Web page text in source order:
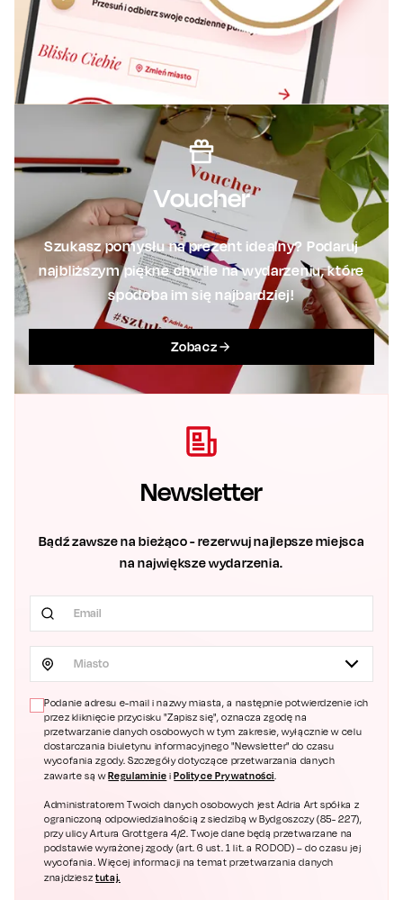
Voucher
Szukasz pomysłu na prezent idealny? Podaruj
najbliższym piękne chwile na wydarzeniu, które
spodoba im się najbardziej!
Zobacz
Newsletter
Bądź zawsze na bieżąco - rezerwuj najlepsze miejsca
na największe wydarzenia.
Miasto
Podanie adresu e-mail i nazwy miasta, a następnie potwierdzenie ich
przez kliknięcie przycisku "Zapisz się", oznacza zgodę na
przetwarzanie danych osobowych w tym zakresie, wyłącznie w celu
dostarczania biuletynu informacyjnego "Newsletter" do czasu
wycofania zgody. Szczegóły dotyczące przetwarzania danych
zawarte są wRegulaminie iPolityce Prywatności.
Administratorem Twoich danych osobowych jest Adria Art spółka z
ograniczoną odpowiedzialnością z siedzibą w Bydgoszczy (85- 227),
przy ulicy Artura Grottgera 4/2. Twoje dane będą przetwarzane na
podstawie wyrażonej zgody (art. 6 ust. 1 lit. a RODOD) – do czasu jej
wycofania. Więcej informacji na temat przetwarzania danych
znajdziesztutaj.